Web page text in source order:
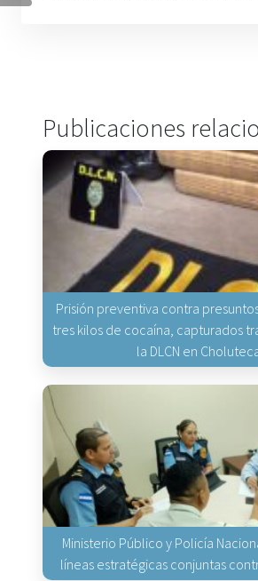
Publicaciones
Prisión preventiva contra
tres kilos de cocaína, capturados
la DLCN en
Ministerio Público y Policía
líneas estratégicas conjuntas